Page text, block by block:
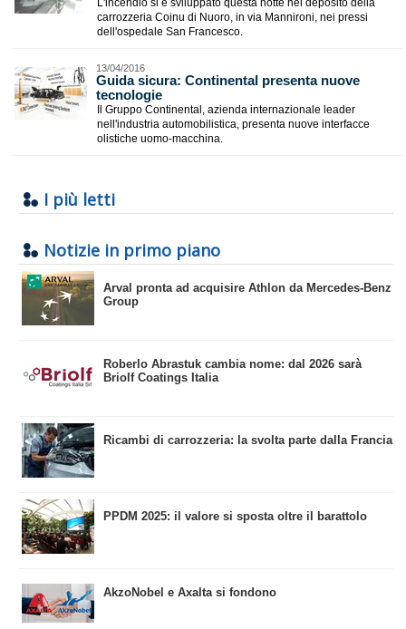
L'incendio si è sviluppato questa notte nel deposito della
carrozzeria Coinu di Nuoro, in via Mannironi, nei pressi
dell'ospedale San Francesco.
13/04/2016
Guida sicura: Continental presenta nuove
tecnologie
Il Gruppo Continental, azienda internazionale leader
nell'industria automobilistica, presenta nuove interfacce
olistiche uomo-macchina.
I più letti
Notizie in primo piano
​Arval pronta ad acquisire Athlon da Mercedes-Benz
Group
​Roberlo Abrastuk cambia nome: dal 2026 sarà
Briolf Coatings Italia
​Ricambi di carrozzeria: la svolta parte dalla Francia
​PPDM 2025: il valore si sposta oltre il barattolo
​AkzoNobel e Axalta si fondono